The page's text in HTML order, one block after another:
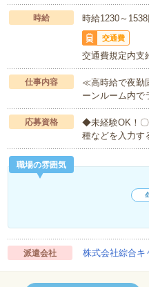
時給 時給1230～1538
交通費
交通費規定内支
仕事内容
≪高時給で夜勤
ーンルーム内
応募資格
◆未経験OK！
種などを入力
職場の雰囲気
派遣会社 株式会社綜合キ